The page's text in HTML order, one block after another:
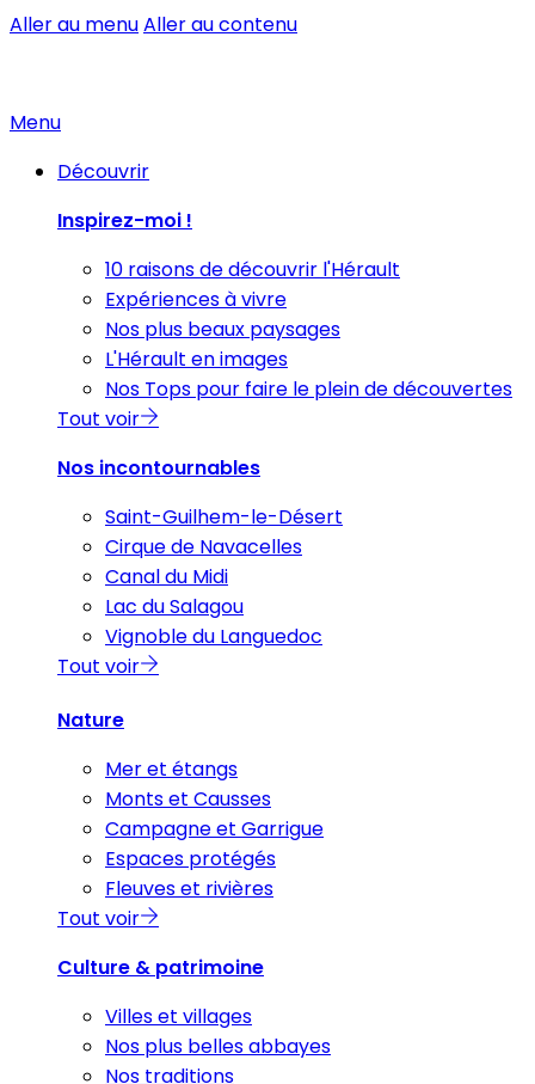
Aller au menuAller au contenu
Menu
Découvrir
Inspirez-moi !
10 raisons de découvrir l'Hérault
Expériences à vivre
Nos plus beaux paysages
L'Hérault en images
Nos Tops pour faire le plein de découvertes
Tout voir
Nos incontournables
Saint-Guilhem-le-Désert
Cirque de Navacelles
Canal du Midi
Lac du Salagou
Vignoble du Languedoc
Tout voir
Nature
Mer et étangs
Monts et Causses
Campagne et Garrigue
Espaces protégés
Fleuves et rivières
Tout voir
Culture & patrimoine
Villes et villages
Nos plus belles abbayes
Nos traditions